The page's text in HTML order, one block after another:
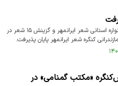
با بررسی ۷۲۰ اثر راه یافته به دبیرخانه جشنواره استانی شعر ایرانمهر و گزینش ۱۵ شعر در
کنگره شعر ایرانمهر پایان پذیرفت.
«مکتب گمنامی» در